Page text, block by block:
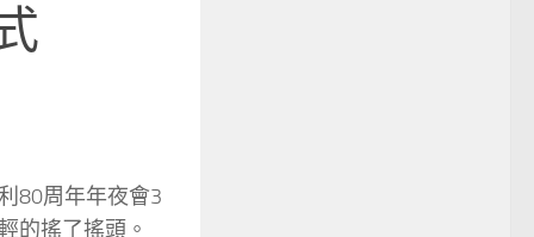
80周年年夜會3
的搖了搖頭。